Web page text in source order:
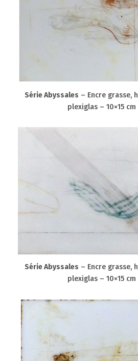
Série Abyssales – Encre grasse,
plexiglas – 10×15
Série Abyssales – Encre grasse,
plexiglas – 10×15